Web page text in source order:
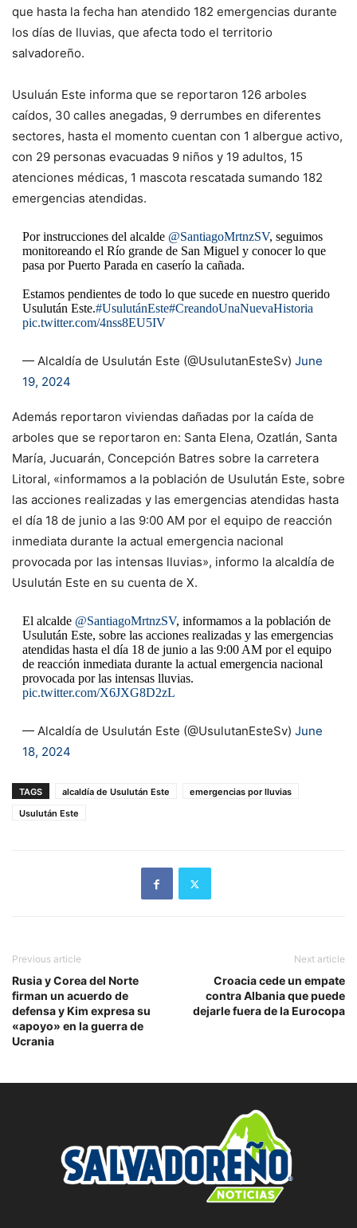
que hasta la fecha han atendido 182 emergencias durante
los días de lluvias, que afecta todo el territorio
salvadoreño.
Usuluán Este informa que se reportaron 126 arboles
caídos, 30 calles anegadas, 9 derrumbes en diferentes
sectores, hasta el momento cuentan con 1 albergue activo,
con 29 personas evacuadas 9 niños y 19 adultos, 15
atenciones médicas, 1 mascota rescatada sumando 182
emergencias atendidas.
Por instrucciones del alcalde @SantiagoMrtnzSV, seguimos
monitoreando el Río grande de San Miguel y conocer lo que
pasa por Puerto Parada en caserío la cañada.
Estamos pendientes de todo lo que sucede en nuestro querido
Usulután Este.#UsulutánEste#CreandoUnaNuevaHistoria
pic.twitter.com/4nss8EU5IV
— Alcaldía de Usulután Este (@UsulutanEsteSv) June
19, 2024
Además reportaron viviendas dañadas por la caída de
arboles que se reportaron en: Santa Elena, Ozatlán, Santa
María, Jucuarán, Concepción Batres sobre la carretera
Litoral, «informamos a la población de Usulután Este, sobre
las acciones realizadas y las emergencias atendidas hasta
el día 18 de junio a las 9:00 AM por el equipo de reacción
inmediata durante la actual emergencia nacional
provocada por las intensas lluvias», informo la alcaldía de
Usulután Este en su cuenta de X.
El alcalde @SantiagoMrtnzSV, informamos a la población de
Usulután Este, sobre las acciones realizadas y las emergencias
atendidas hasta el día 18 de junio a las 9:00 AM por el equipo
de reacción inmediata durante la actual emergencia nacional
provocada por las intensas lluvias.
pic.twitter.com/X6JXG8D2zL
— Alcaldía de Usulután Este (@UsulutanEsteSv) June
18, 2024
TAGS alcaldía de Usulután Este
emergencias por lluvias
Usulután Este
Previous article
Rusia y Corea del Norte
firman un acuerdo de
defensa y Kim expresa su
«apoyo» en la guerra de
Ucrania
Next article
Croacia cede un empate
contra Albania que puede
dejarle fuera de la Eurocopa